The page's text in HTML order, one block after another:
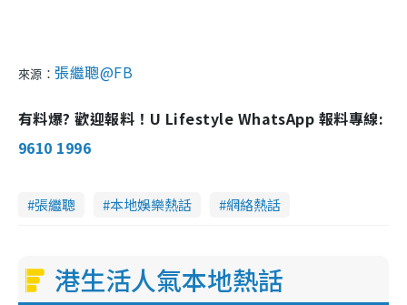
來源：張繼聰@FB
有料爆? 歡迎報料！U Lifestyle WhatsApp 報料專線:
9610 1996
張繼聰 本地娛樂熱話 網絡熱話
港生活人氣本地熱話